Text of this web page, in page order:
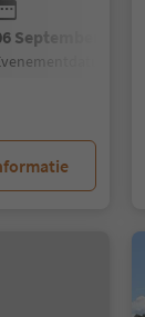
September 2026
evenementdatum